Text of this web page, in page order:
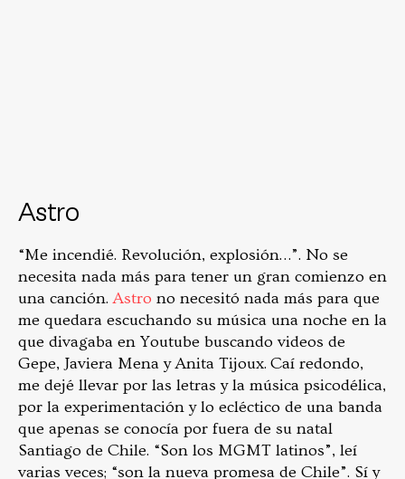
Astro
“Me incendié. Revolución, explosión…”. No se
necesita nada más para tener un gran comienzo en
una canción. Astro no necesitó nada más para que
me quedara escuchando su música una noche en la
que divagaba en Youtube buscando videos de
Gepe, Javiera Mena y Anita Tijoux. Caí redondo,
me dejé llevar por las letras y la música psicodélica,
por la experimentación y lo ecléctico de una banda
que apenas se conocía por fuera de su natal
Santiago de Chile. “Son los MGMT latinos”, leí
varias veces; “son la nueva promesa de Chile”. Sí y